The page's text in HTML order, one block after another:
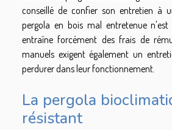
conseillé de confier son entretien à
pergola en bois mal entretenue
entraîne forcément des frais de
manuels exigent également un
perdurer dans leur fonctionnement.
La pergola
résistant